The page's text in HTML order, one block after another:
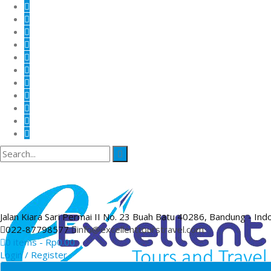
Jalan Kiara Sari Permai II No. 23 Buah Batu 40286, Bandung -
022-87798577
info@excellenttourstravel.com
0 items -Rp0.00
Login / Register